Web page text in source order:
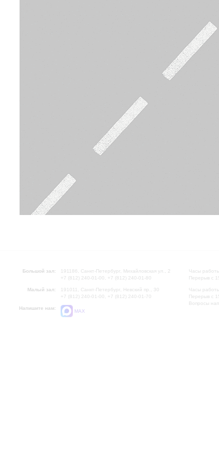
Большой зал:
191186, Санкт-Петербург, Михайловская ул., 2
+7 (812) 240-01-00, +7 (812) 240-01-80
Малый зал:
191011, Санкт-Петербург, Невский пр., 30
+7 (812) 240-01-00, +7 (812) 240-01-70
Напишите нам:
MAX
Часы
Перерыв с
Часы
Перерыв с
Вопросы